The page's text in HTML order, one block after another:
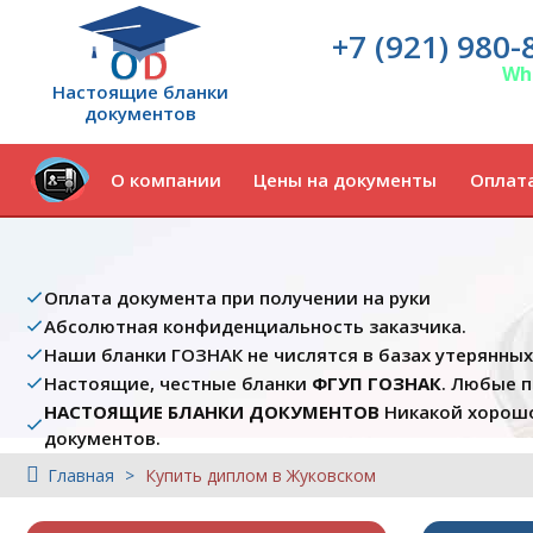
Настоящие бланки
документов
+7 (921) 980-
О компании Цены на документы
Оплата документа при получении на руки
Абсолютная конфиденциальность заказчика.
Наши бланки ГОЗНАК не числятся в базах
Настоящие, честные бланки ФГУП ГОЗНАК. Любые
НАСТОЯЩИЕ БЛАНКИ ДОКУМЕНТОВ Никакой
документов.
Главная Купить диплом в Жуковском